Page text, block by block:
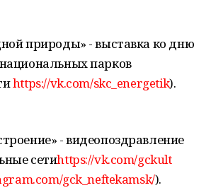
природы» - выставка ко дню
парков
https://vk.com/skc_energetik).
- видеопоздравление
сетиhttps://vk.com/gckult
gck_neftekamsk/).